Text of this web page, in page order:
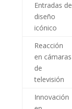
Entradas de
diseño
icónico
Reacción
en cámaras
de
televisión
Innovación